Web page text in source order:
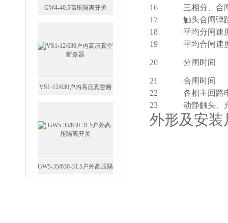
VS1-12/630户内高压真空断
GW5-35/630-31.5户外高压隔
16
三相分、合
17
触头合闸弹
18
平均分闸速
19
平均合闸速
20 分闸时间
21
合闸时间
22
各相主回路
23
动静触头、
外形及安装